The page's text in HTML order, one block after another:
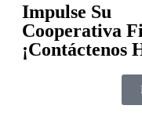
Impulse Su
Cooperativa
¡Contáctenos